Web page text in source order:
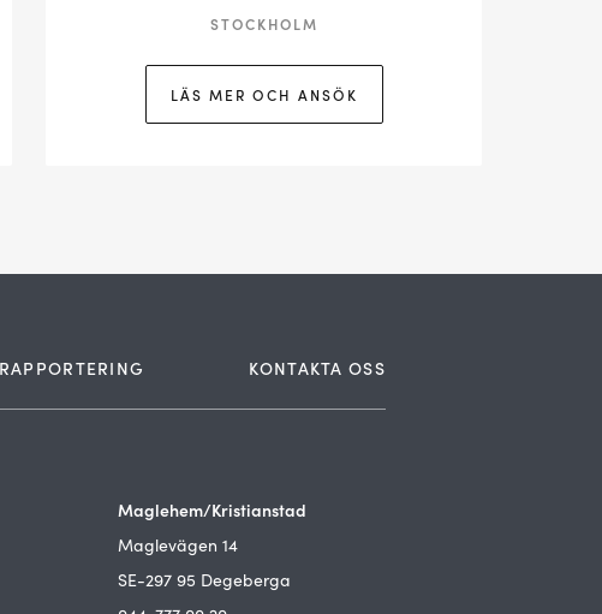
STOCKHOLM
LÄS MER OCH ANSÖK
KONTAKTA OSS
Maglehem/Kristianstad
Maglevägen 14
SE-297 95 Degeberga